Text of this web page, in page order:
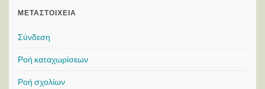
ΜΕΤΑΣΤΟΙΧΕΊΑ
Σύνδεση
Ροή καταχωρίσεων
Ροή σχολίων